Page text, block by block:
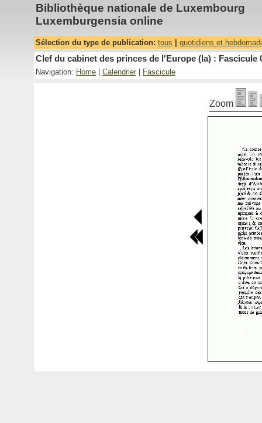
Bibliothèque nationale de Luxembourg
Luxemburgensia online
Sélection du type de publication: tous quotidiens et
Clef du cabinet des princes de l'Europe (la) : Fascicule
Navigation: Home Calendrier Fascicule
Zoom